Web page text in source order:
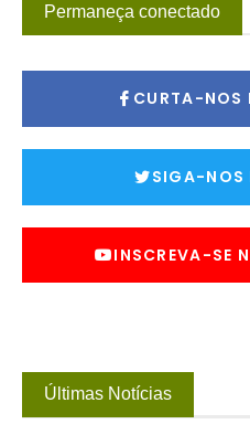
Permaneça conectado
CURTA-NOS
SIGA-NOS
INSCREVA-SE
Últimas Notícias